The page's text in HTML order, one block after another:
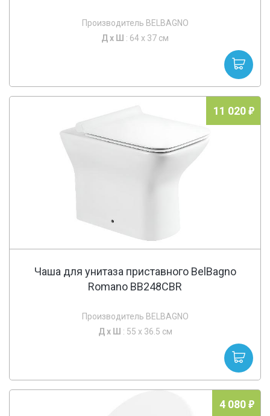
Производитель BELBAGNO
Д х Ш : 64 x 37 см
11 020
Чаша для унитаза приставного BelBagno
Romano BB248CBR
Производитель BELBAGNO
Д х Ш : 55 x 36.5 см
4 080